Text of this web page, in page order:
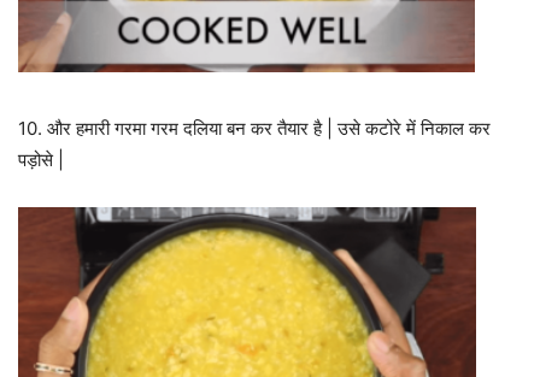
10. और हमारी गरमा गरम दलिया बन कर तैयार है | उसे कटोरे में निकाल कर
पड़ोसे |